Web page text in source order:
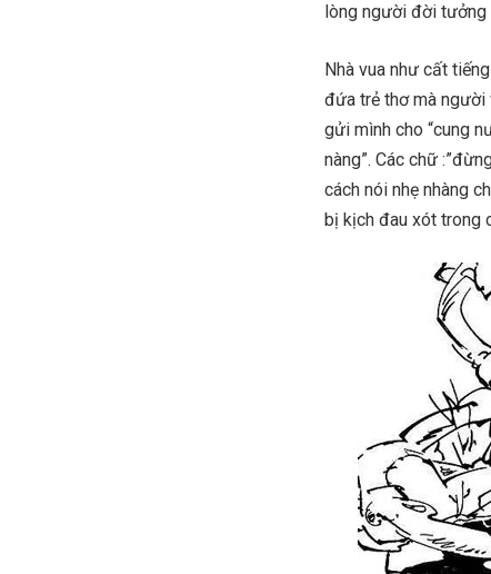
lòng người đời tưởng
Nhà vua như cất
đứa trẻ thơ mà người
gửi mình cho “cung
nàng”. Các chữ
cách nói nhẹ nhàng
bị kịch đau xót trong